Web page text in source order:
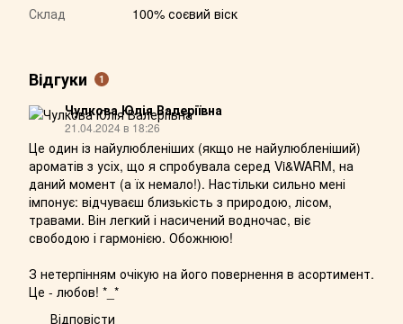
Склад
100% соєвий віск
Відгуки 1
Чулкова Юлія Валеріївна
21.04.2024 в 18:26
Це один із найулюбленіших (якщо не найулюбленіший)
ароматів з усіх, що я спробувала серед Vi&WARM, на
даний момент (а їх немало!). Настільки сильно мені
імпонує: відчуваєш близькість з природою, лісом,
травами. Він легкий і насичений водночас, віє
свободою і гармонією. Обожнюю!
З нетерпінням очікую на його повернення в асортимент.
Це - любов! *_*
Відповісти